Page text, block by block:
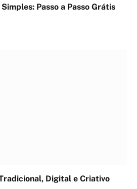
Passo a Passo Grátis
Digital e Criativo